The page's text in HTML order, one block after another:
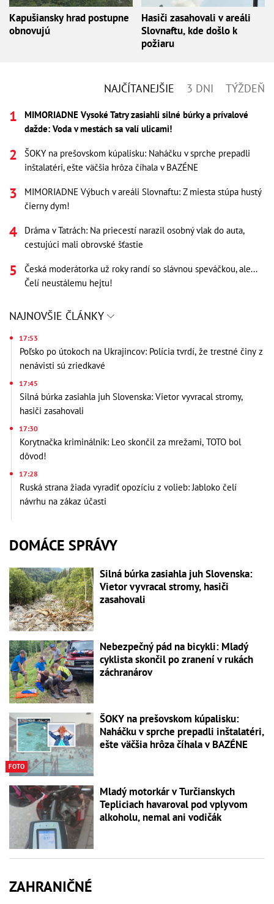
Kapušiansky hrad postupne
obnovujú
Hasiči zasahovali v areáli
Slovnaftu, kde došlo k
požiaru
NAJČÍTANEJŠIE 3 DNI TÝŽDEŇ
MIMORIADNE Vysoké Tatry zasiahli silné búrky a prívalové
dažde: Voda v mestách sa valí ulicami!
ŠOKY na prešovskom kúpalisku: Naháčku v sprche prepadli
inštalatéri, ešte väčšia hrôza číhala v BAZÉNE
MIMORIADNE Výbuch v areáli Slovnaftu: Z miesta stúpa hustý
čierny dym!
Dráma v Tatrách: Na priecestí narazil osobný vlak do auta,
cestujúci mali obrovské šťastie
Česká moderátorka už roky randí so slávnou speváčkou, ale...
Čelí neustálemu hejtu!
NAJNOVŠIE ČLÁNKY
17:53
Poľsko po útokoch na Ukrajincov: Polícia tvrdí, že trestné činy z
nenávisti sú zriedkavé
17:45
Silná búrka zasiahla juh Slovenska: Vietor vyvracal stromy,
hasiči zasahovali
17:30
Korytnačka kriminálnik: Leo skončil za mrežami, TOTO bol
dôvod!
17:28
Ruská strana žiada vyradiť opozíciu z volieb: Jabloko čelí
návrhu na zákaz účasti
DOMÁCE SPRÁVY
Silná búrka zasiahla juh Slovenska:
Vietor vyvracal stromy, hasiči
zasahovali
Nebezpečný pád na bicykli: Mladý
cyklista skončil po zranení v rukách
záchranárov
FOTO
ŠOKY na prešovskom kúpalisku:
Naháčku v sprche prepadli inštalatéri,
ešte väčšia hrôza číhala v BAZÉNE
Mladý motorkár v Turčianskych
Tepliciach havaroval pod vplyvom
alkoholu, nemal ani vodičák
ZAHRANIČNÉ